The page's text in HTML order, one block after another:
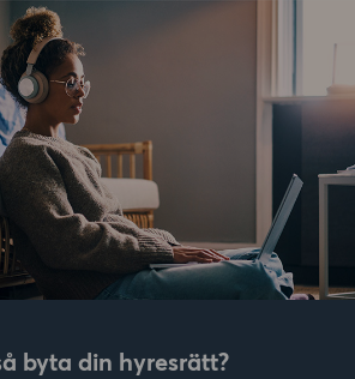
byta din hyresrätt?